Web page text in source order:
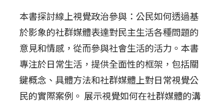
本書探討線上視覺政治參與：公民如何透過基
於影象的社群媒體表達對民主生活各種問題的
意見和情感，從而參與社會生活的活力。本書
專注於日常生活，提供全面性的框架，包括關
鍵概念、具體方法和社群媒體上對日常視覺公
民的實際案例。 展示視覺如何在社群媒體的溝